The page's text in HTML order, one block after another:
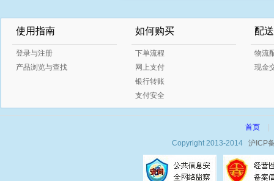
使用指南
登录与注册
产品浏览与查找
如何购买
下单流程
网上支付
银行转账
支付安全
配
物流
现金
首页
Copyright 2013-2014 沪ICP